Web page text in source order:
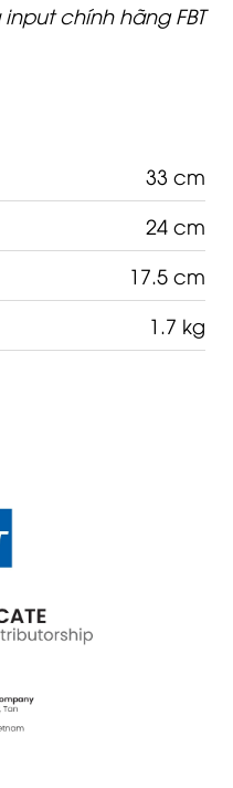
chính hãng FBT
33 cm
24 cm
17.5 cm
1.7 kg